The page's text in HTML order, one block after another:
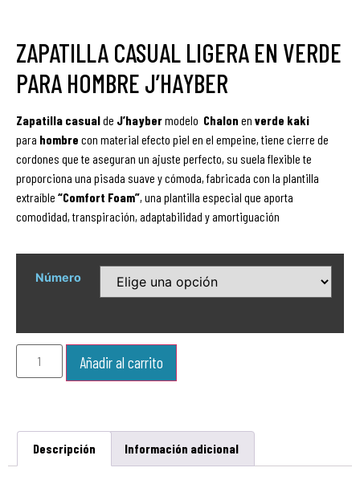
ZAPATILLA CASUAL LIGERA EN VERDE
PARA HOMBRE J’HAYBER
Zapatilla casualde J’haybermodelo Chalon en verde kaki
para hombre con material efecto piel en el empeine, tiene cierre de
cordones que te aseguran un ajuste perfecto, su suela flexible te
proporciona una pisada suave y cómoda, fabricada con la plantilla
extraíble “Comfort Foam”, una plantilla especial que aporta
comodidad, transpiración, adaptabilidad y amortiguación
Número
Añadir al carrito
Descripción Información adicional